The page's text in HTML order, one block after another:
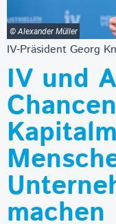
© Alexander Müller
IV-Präsident Georg
IV und
machen